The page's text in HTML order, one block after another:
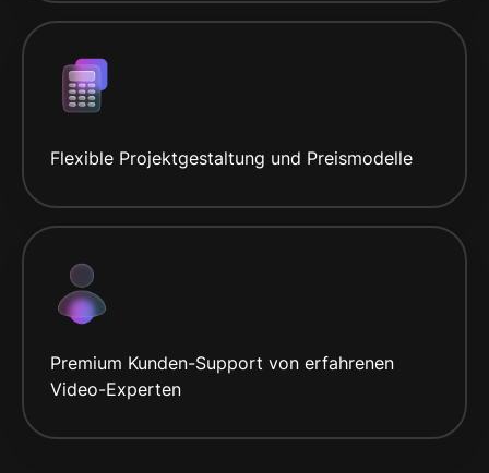
Flexible Projektgestaltung und Preismodelle
Premium Kunden-Support von erfahrenen
Video-Experten